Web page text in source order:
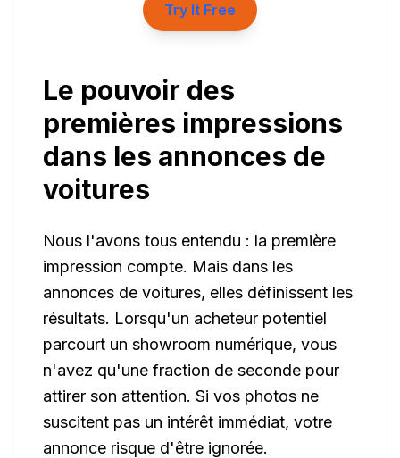
Try It Free
Le pouvoir des
premières impressions
dans les annonces de
voitures
Nous l'avons tous entendu : la première
impression compte. Mais dans les
annonces de voitures, elles définissent les
résultats. Lorsqu'un acheteur potentiel
parcourt un showroom numérique, vous
n'avez qu'une fraction de seconde pour
attirer son attention. Si vos photos ne
suscitent pas un intérêt immédiat, votre
annonce risque d'être ignorée.